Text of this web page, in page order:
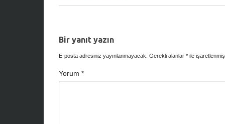
Bir yanıt yazın
E-posta adresiniz yayınlanmayacak. Gerekli alanlar * ile
Yorum *